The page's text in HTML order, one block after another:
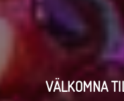
VÄLKOMNA